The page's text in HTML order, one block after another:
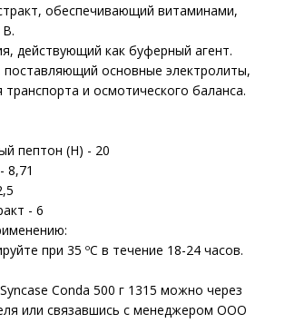
обеспечивающий витаминами,
действующий как буферный агент.
поставляющий основные электролиты,
и осмотического баланса.
пептон (H) - 20
8,71
- 6
при 35 ºC в течение 18-24 часов.
Conda 500 г 1315 можно через
или связавшись с менеджером ООО